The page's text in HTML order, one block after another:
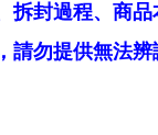
拆封過程、商品
勿提供無法辨